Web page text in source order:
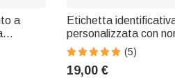
a
Etichetta
personalizzata con
multicolore di animali
compleanno per
(5)
19,00 €